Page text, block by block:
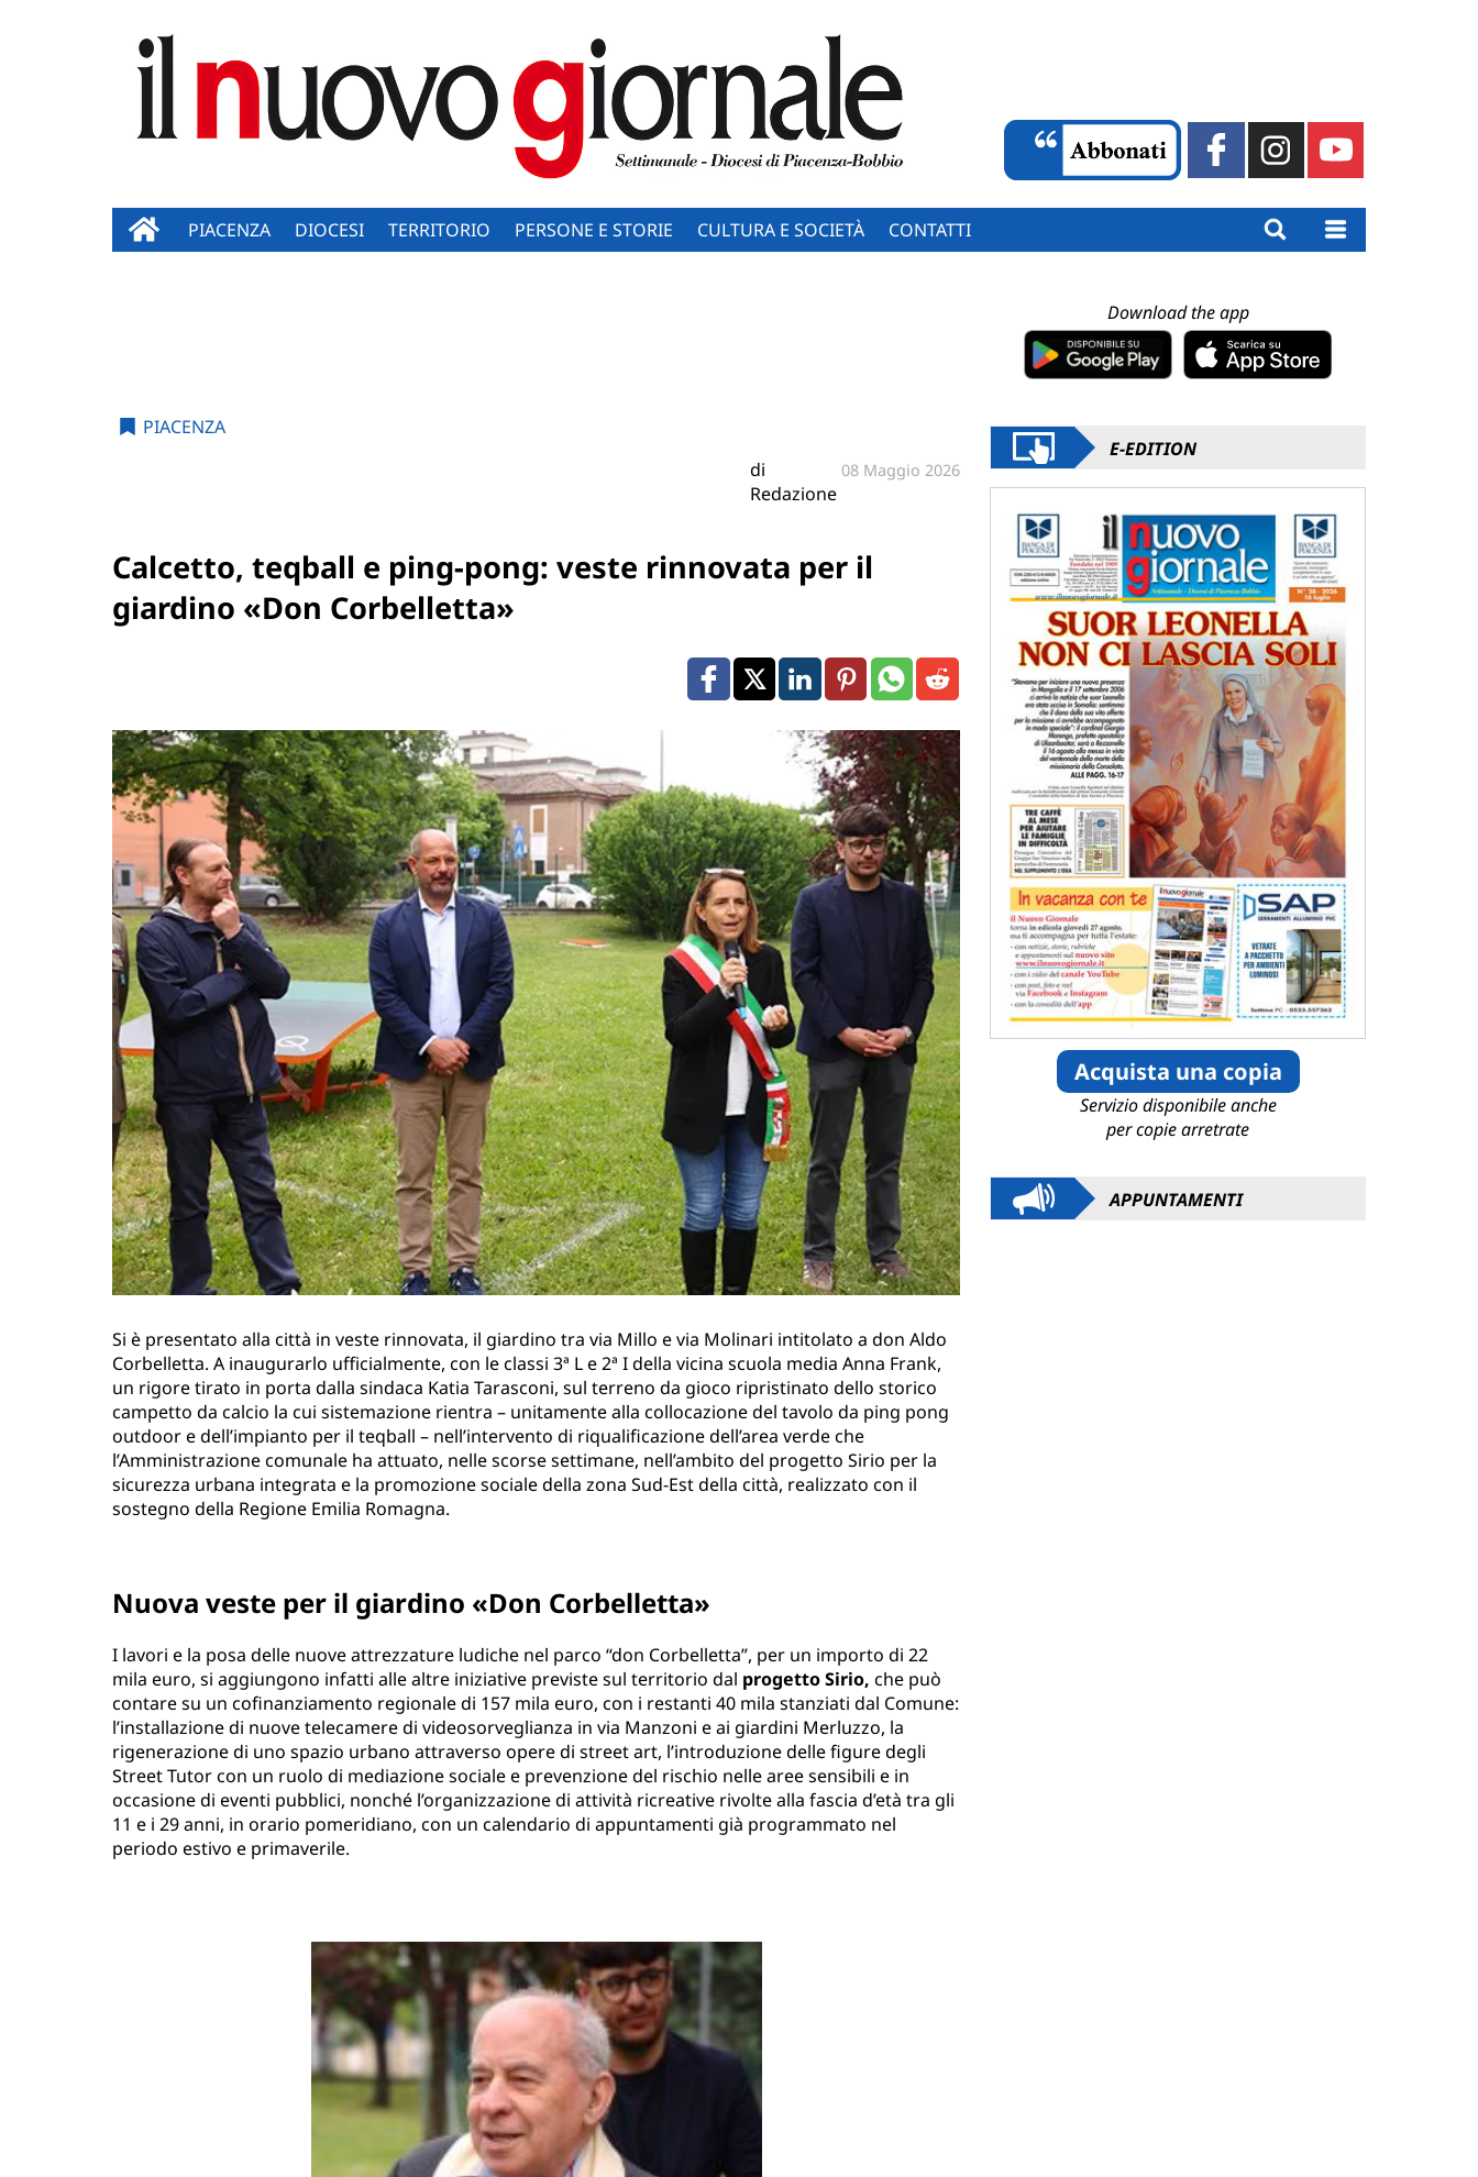
PIACENZA DIOCESI TERRITORIO PERSONE E STORIE CULTURA E SOCIETÀ CONTATTI
PIACENZA
di
Redazione
08 Maggio 2026
Calcetto, teqball e ping-pong: veste rinnovata per il
giardino «Don Corbelletta»
Si è presentato alla città in veste rinnovata, il giardino tra via Millo e via Molinari intitolato a don Aldo
Corbelletta. A inaugurarlo ufficialmente, con le classi 3ª L e 2ª I della vicina scuola media Anna Frank,
un rigore tirato in porta dalla sindaca Katia Tarasconi, sul terreno da gioco ripristinato dello storico
campetto da calcio la cui sistemazione rientra – unitamente alla collocazione del tavolo da ping pong
outdoor e dell’impianto per il teqball – nell’intervento di riqualificazione dell’area verde che
l’Amministrazione comunale ha attuato, nelle scorse settimane, nell’ambito del progetto Sirio per la
sicurezza urbana integrata e la promozione sociale della zona Sud-Est della città, realizzato con il
sostegno della Regione Emilia Romagna.
Nuova veste per il giardino «Don Corbelletta»
I lavori e la posa delle nuove attrezzature ludiche nel parco “don Corbelletta”, per un importo di 22
mila euro, si aggiungono infatti alle altre iniziative previste sul territorio dal progetto Sirio, che può
contare su un cofinanziamento regionale di 157 mila euro, con i restanti 40 mila stanziati dal Comune:
l’installazione di nuove telecamere di videosorveglianza in via Manzoni e ai giardini Merluzzo, la
rigenerazione di uno spazio urbano attraverso opere di street art, l’introduzione delle figure degli
Street Tutor con un ruolo di mediazione sociale e prevenzione del rischio nelle aree sensibili e in
occasione di eventi pubblici, nonché l’organizzazione di attività ricreative rivolte alla fascia d’età tra gli
11 e i 29 anni, in orario pomeridiano, con un calendario di appuntamenti già programmato nel
periodo estivo e primaverile.
Download the app
E-EDITION
Acquista una copia
Servizio disponibile anche
per copie arretrate
APPUNTAMENTI